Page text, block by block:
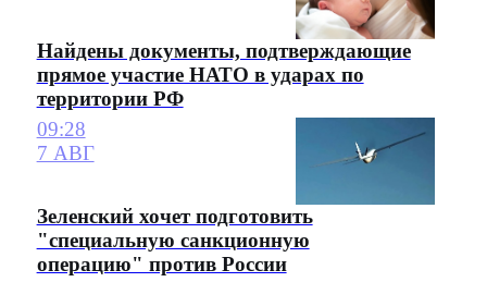
Найдены документы, подтверждающие
прямое участие НАТО в ударах по
территории РФ
09:28
7 АВГ
Зеленский хочет подготовить
"специальную санкционную
операцию" против России